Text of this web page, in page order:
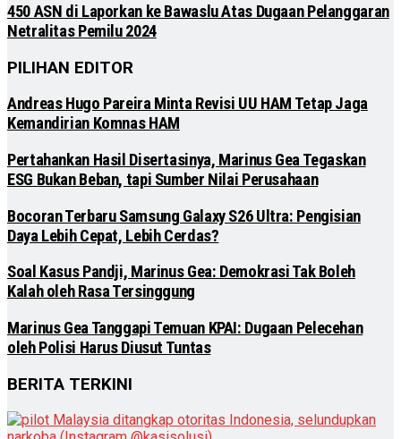
450 ASN di Laporkan ke Bawaslu Atas Dugaan Pelanggaran
Netralitas Pemilu 2024
PILIHAN EDITOR
Andreas Hugo Pareira Minta Revisi UU HAM Tetap Jaga
Kemandirian Komnas HAM
Pertahankan Hasil Disertasinya, Marinus Gea Tegaskan
ESG Bukan Beban, tapi Sumber Nilai Perusahaan
Bocoran Terbaru Samsung Galaxy S26 Ultra: Pengisian
Daya Lebih Cepat, Lebih Cerdas?
Soal Kasus Pandji, Marinus Gea: Demokrasi Tak Boleh
Kalah oleh Rasa Tersinggung
Marinus Gea Tanggapi Temuan KPAI: Dugaan Pelecehan
oleh Polisi Harus Diusut Tuntas
BERITA TERKINI